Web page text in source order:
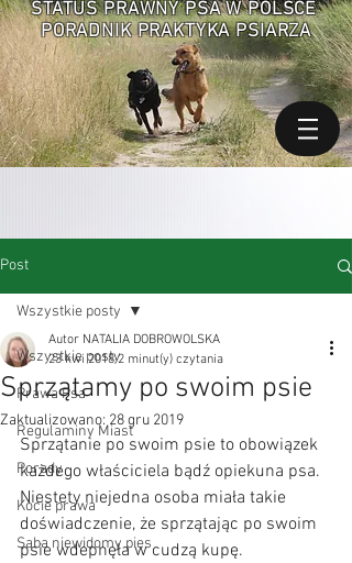
STATUS PRAWNY PSA W POLSCE
PORADNIK PRAKTYKA PSIARZA
Post
Wszystkie posty
Prawa Psa
Regulaminy Miast
Porady
Kocie prawa
Saba niewidomy pies
Wszystkie posty
Sprzątamy po swoim psie
Autor NATALIA DOBROWOLSKA
23 kwi 2018 2 minut(y) czytania
Zaktualizowano:28 gru 2019
Sprzątanie po swoim psie to obowiązek
każdego właściciela bądź opiekuna psa.
Niestety niejedna osoba miała takie
doświadczenie, że sprzątając po swoim
psie wdepnęła w cudzą kupę.